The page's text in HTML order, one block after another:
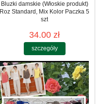
Bluzki damskie (Włoskie produkt)
Roz Standard, Mix Kolor Paczka 5
szt
34.00 zł
szczegóły